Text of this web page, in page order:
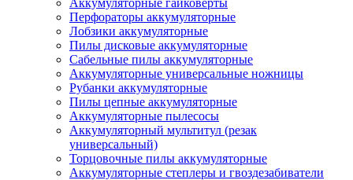
Аккумуляторные гайковерты
Перфораторы аккумуляторные
Лобзики аккумуляторные
Пилы дисковые аккумуляторные
Сабельные пилы аккумуляторные
Аккумуляторные универсальные ножницы
Рубанки аккумуляторные
Пилы цепные аккумуляторные
Аккумуляторные пылесосы
Аккумуляторный мультитул (резак
универсальный)
Торцовочные пилы аккумуляторные
Аккумуляторные степлеры и гвоздезабиватели